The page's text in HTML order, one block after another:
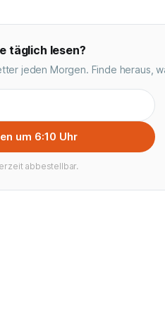
täglich lesen?
jeden Morgen. Finde heraus,
um 6:10 Uhr
abbestellbar.